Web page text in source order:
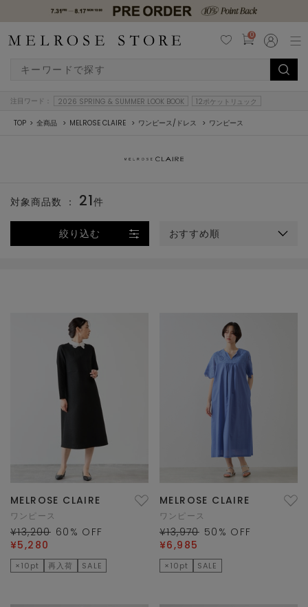
0
注目ワード： 2026 SPRING & SUMMER LOOK BOOK 12ポケットリュック
TOP 全商品 MELROSE CLAIRE ワンピース/ドレス ワンピース
絞り込む おすすめ順
対象商品数 ： 21件
MELROSE CLAIRE
ワンピース
¥13,200 60 % OFF
¥5,280
×10pt 再入荷 SALE
MELROSE CLAIRE
ワンピース
¥13,970 50 % OFF
¥6,985
×10pt SALE